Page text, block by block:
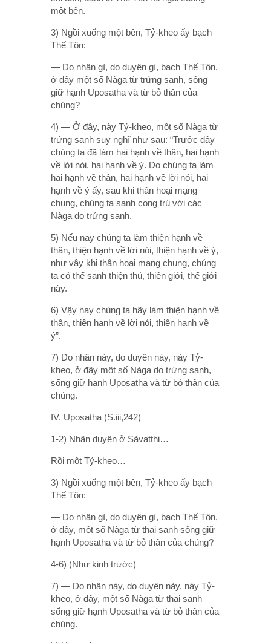
một bên.
3) Ngồi xuống một bên, Tỷ-kheo ấy bạch
Thế Tôn:
— Do nhân gì, do duyên gì, bạch Thế Tôn,
ở đây một số Nàga từ trứng sanh, sống
giữ hạnh Uposatha và từ bỏ thân của
chúng?
4) — Ở đây, này Tỷ-kheo, một số Nàga từ
trứng sanh suy nghĩ như sau: “Trước đây
chúng ta đã làm hai hạnh về thân, hai hạnh
về lời nói, hai hạnh về ý. Do chúng ta làm
hai hạnh về thân, hai hạnh về lời nói, hai
hạnh về ý ấy, sau khi thân hoại mạng
chung, chúng ta sanh cọng trú với các
Nàga do trứng sanh.
5) Nếu nay chúng ta làm thiện hạnh về
thân, thiện hạnh về lời nói, thiện hạnh về ý,
như vậy khi thân hoại mạng chung, chúng
ta có thể sanh thiện thú, thiên giới, thế giới
này.
6) Vậy nay chúng ta hãy làm thiện hạnh về
thân, thiện hạnh về lời nói, thiện hạnh về
ý”.
7) Do nhân này, do duyên này, này Tỷ-
kheo, ở đây một số Nàga do trứng sanh,
sống giữ hạnh Uposatha và từ bỏ thân của
chúng.
IV. Uposatha (S.iii,242)
1-2) Nhân duyên ở Sàvatthi…
Rồi một Tỷ-kheo…
3) Ngồi xuống một bên, Tỷ-kheo ấy bạch
Thế Tôn:
— Do nhân gì, do duyên gì, bạch Thế Tôn,
ở đây, một số Nàga từ thai sanh sống giữ
hạnh Uposatha và từ bỏ thân của chúng?
4-6) (Như kinh trước)
7) — Do nhân này, do duyên này, này Tỷ-
kheo, ở đây, một số Nàga từ thai sanh
sống giữ hạnh Uposatha và từ bỏ thân của
chúng.